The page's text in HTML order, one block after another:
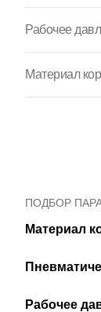
Рабочее
Материал
ПОДБОР
Материал
Рабочее